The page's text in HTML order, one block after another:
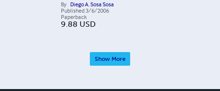
By Diego A. Sosa Sosa
Published3/6/2006
Paperback
9.88 USD
Show More